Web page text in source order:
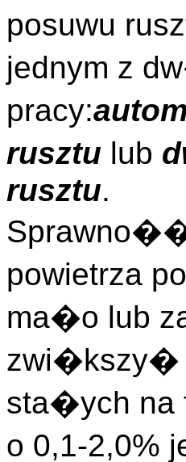
posuwu
jednym z
pracy:
rusztu lub
rusztu.
powietrza
ma�o lub
zwi�kszy�
sta�ych na
o 0,1-2,0%